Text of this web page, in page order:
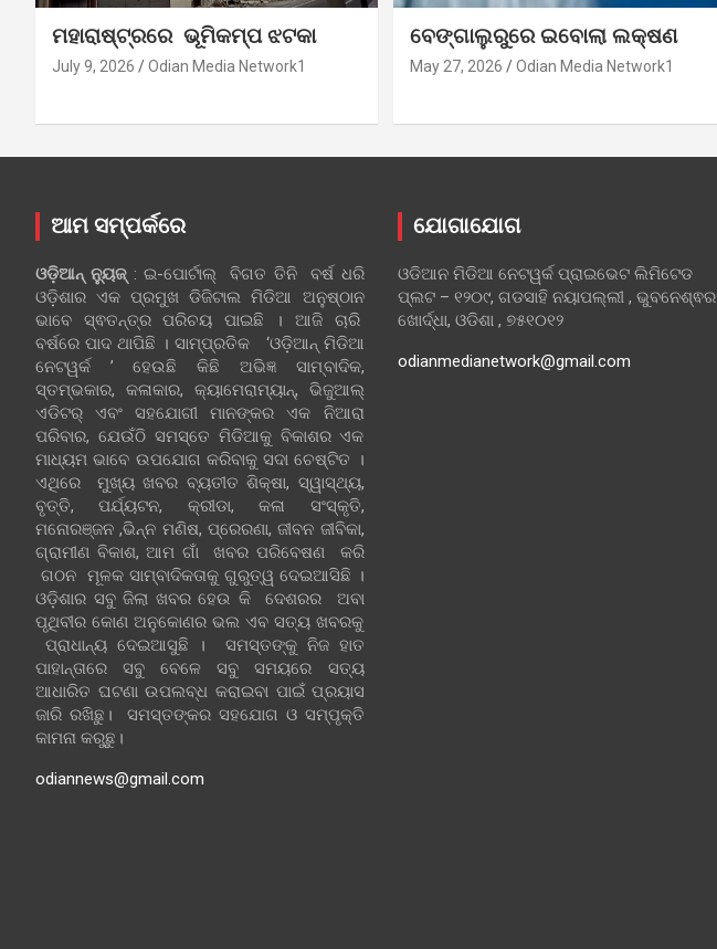
ମହାରାଷ୍ଟ୍ରରେ ଭୂମିକମ୍ପ ଝଟକା
July 9, 2026 Odian Media Network1
ବେଙ୍ଗାଲୁରୁରେ ଇବୋଲା ଲକ୍ଷଣ
May 27, 2026 Odian Media Network1
ଆମ ସମ୍ପର୍କରେ
ଓଡ଼ିଆନ୍‍ ନ୍ୟୁଜ୍‍: ଇ-ପୋର୍ଟାଲ୍ ବିଗତ ତିନି ବର୍ଷ ଧରି
ଓଡ଼ିଶାର ଏକ ପ୍ରମୁଖ ଡିଜିଟାଲ ମିଡିଆ ଅନୁଷ୍ଠାନ
ଭାବେ ସ୍ଵତନ୍ତ୍ର ପରିଚୟ ପାଇଛି । ଆଜି ଚାରି
ବର୍ଷରେ ପାଦ ଥାପିଛି । ସାମ୍ପ୍ରତିକ ‘ଓଡ଼ିଆନ୍‍ ମିଡିଆ
ନେଟୱର୍କ ’ ହେଉଛି କିଛି ଅଭିଜ୍ଞ ସାମ୍ବାଦିକ,
ସ୍ତମ୍ଭକାର, କଳାକାର, କ୍ୟାମେରାମ୍ୟାନ୍, ଭିଜୁଆଲ୍
ଏଡିଟର୍ ଏବଂ ସହଯୋଗୀ ମାନଙ୍କର ଏକ ନିଆରା
ପରିବାର, ଯେଉଁଠି ସମସ୍ତେ ମିଡିଆକୁ ବିକାଶର ଏକ
ମାଧ୍ୟମ ଭାବେ ଉପଯୋଗ କରିବାକୁ ସଦା ଚେଷ୍ଟିତ ।
ଏଥିରେ ମୁଖ୍ୟ ଖବର ବ୍ୟତୀତ ଶିକ୍ଷା, ସ୍ୱାସ୍ଥ୍ୟ,
ବୃତ୍ତି, ପର୍ଯ୍ୟଟନ, କ୍ରୀଡା, କଳା ସଂସ୍କୃତି,
ମନୋରଞ୍ଜନ ,ଭିନ୍ନ ମଣିଷ, ପ୍ରେରଣା, ଜୀବନ ଜୀବିକା,
ଗ୍ରାମୀଣ ବିକାଶ, ଆମ ଗାଁ ଖବର ପରିବେଷଣ କରି
ଗଠନ ମୂଳକ ସାମ୍ବାଦିକତାକୁ ଗୁରୁତ୍ୱ ଦେଇଆସିଛି ।
ଓଡ଼ିଶାର ସବୁ ଜିଲା ଖବର ହେଉ କି ଦେଶରର ଅବା
ପୃଥିବୀର କୋଣ ଅନୁକୋଣର ଭଲ ଏବ ସତ୍ୟ ଖବରକୁ
ପ୍ରାଧାନ୍ୟ ଦେଇଆସୁଛି । ସମସ୍ତଙ୍କୁ ନିଜ ହାତ
ପାହାନ୍ତାରେ ସବୁ ବେଳେ ସବୁ ସମୟରେ ସତ୍ୟ
ଆଧାରିତ ଘଟଣା ଉପଲବ୍ଧ କରାଇବା ପାଇଁ ପ୍ରୟାସ
ଜାରି ରଖିଛୁ। ସମସ୍ତଙ୍କର ସହଯୋଗ ଓ ସମ୍ପୃକ୍ତି
କାମନା କରୁଛୁ।
odiannews@gmail.com
ଯୋଗାଯୋଗ
ଓଡିଆନ ମିଡିଆ ନେଟୱର୍କ ପ୍ରାଇଭେଟ ଲିମିଟେଡ
ପ୍ଲଟ – ୧୨୦୯, ଗଡସାହି ନୟାପଲ୍ଲୀ , ଭୁବନେଶ୍ଵର
ଖୋର୍ଦ୍ଧା, ଓଡିଶା , ୭୫୧୦୧୨
odianmedianetwork@gmail.com